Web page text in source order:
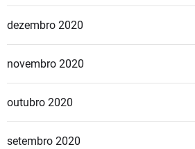
dezembro 2020
novembro 2020
outubro 2020
setembro 2020